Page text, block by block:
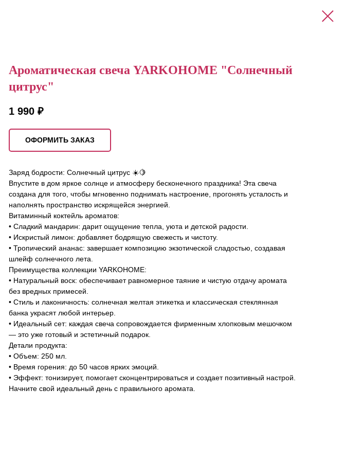
Ароматическая свеча YARKOHOME "Солнечный
цитрус"
1 990 ₽
ОФОРМИТЬ ЗАКАЗ
Заряд бодрости: Солнечный цитрус ☀️🍋
Впустите в дом яркое солнце и атмосферу бесконечного праздника! Эта свеча
создана для того, чтобы мгновенно поднимать настроение, прогонять усталость и
наполнять пространство искрящейся энергией.
Витаминный коктейль ароматов:
• Сладкий мандарин: дарит ощущение тепла, уюта и детской радости.
• Искристый лимон: добавляет бодрящую свежесть и чистоту.
• Тропический ананас: завершает композицию экзотической сладостью, создавая
шлейф солнечного лета.
Преимущества коллекции YARKOHOME:
• Натуральный воск: обеспечивает равномерное таяние и чистую отдачу аромата
без вредных примесей.
• Стиль и лаконичность: солнечная желтая этикетка и классическая стеклянная
банка украсят любой интерьер.
• Идеальный сет: каждая свеча сопровождается фирменным хлопковым мешочком
— это уже готовый и эстетичный подарок.
Детали продукта:
• Объем: 250 мл.
• Время горения: до 50 часов ярких эмоций.
• Эффект: тонизирует, помогает сконцентрироваться и создает позитивный настрой.
Начните свой идеальный день с правильного аромата.